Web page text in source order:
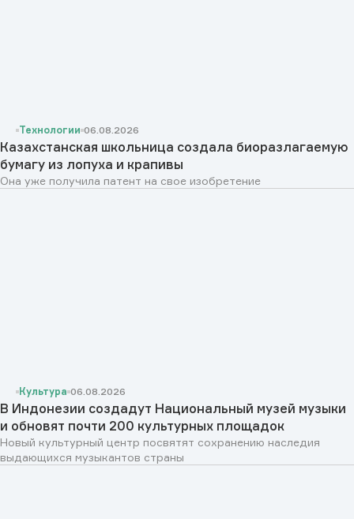
Технологии 06.08.2026
Казахстанская школьница создала биоразлагаемую
бумагу из лопуха и крапивы
Она уже получила патент на свое изобретение
Культура 06.08.2026
В Индонезии создадут Национальный музей музыки
и обновят почти 200 культурных площадок
Новый культурный центр посвятят сохранению наследия
выдающихся музыкантов страны